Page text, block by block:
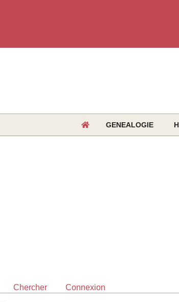
GENEALOGIE
Chercher Connexion